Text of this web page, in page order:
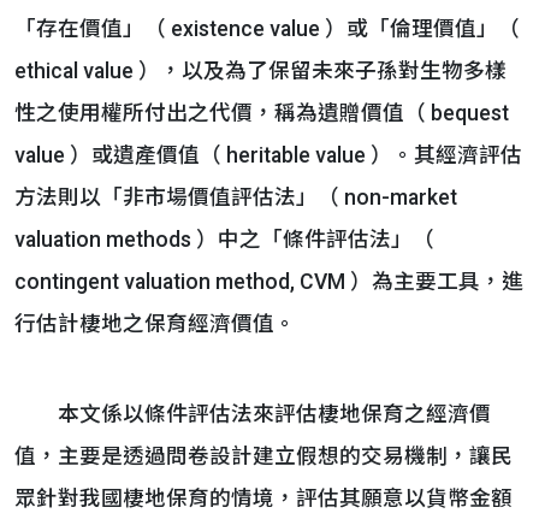
「存在價值」（ existence value ）或「倫理價值」（
ethical value ），以及為了保留未來子孫對生物多樣
性之使用權所付出之代價，稱為遺贈價值（ bequest
value ）或遺產價值（ heritable value ）。其經濟評估
方法則以「非市場價值評估法」（ non-market
valuation methods ）中之「條件評估法」（
contingent valuation method, CVM ）為主要工具，進
行估計棲地之保育經濟價值。
本文係以條件評估法來評估棲地保育之經濟價
值，主要是透過問卷設計建立假想的交易機制，讓民
眾針對我國棲地保育的情境，評估其願意以貨幣金額